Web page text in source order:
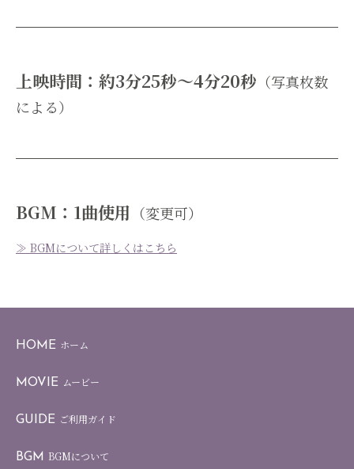
上映時間：約3分25秒～4分20秒 （写真枚数
による）
BGM：1曲使用 （変更可）
≫ BGMについて詳しくはこちら
HOME ホーム
MOVIE ムービー
GUIDE ご利用ガイド
BGM BGMについて